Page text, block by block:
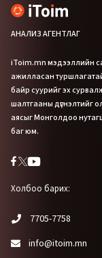
АНАЛИЗ АГЕНТЛАГ
iToim.mn мэдээллийн
ажилласан
байр суурийг эх
шалтгааны дүгнэлтийг
аясыг Монголдоо
баг юм.
Холбоо барих:
7705-7758
info@itoim.mn